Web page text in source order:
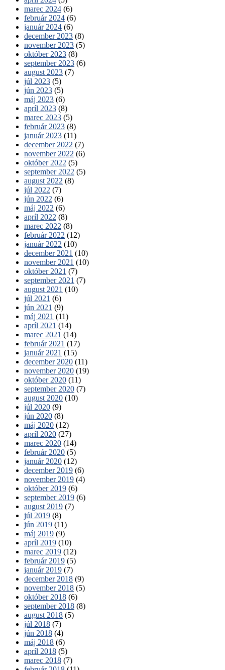
marec 2024 (6)
február 2024 (6)
január 2024 (6)
december 2023 (8)
november 2023 (5)
október 2023 (8)
september 2023 (6)
august 2023 (7)
júl 2023 (5)
jún 2023 (5)
máj 2023 (6)
apríl 2023 (8)
marec 2023 (5)
február 2023 (8)
január 2023 (11)
december 2022 (7)
november 2022 (6)
október 2022 (5)
september 2022 (5)
august 2022 (8)
júl 2022 (7)
jún 2022 (6)
máj 2022 (6)
apríl 2022 (8)
marec 2022 (8)
február 2022 (12)
január 2022 (10)
december 2021 (10)
november 2021 (10)
október 2021 (7)
september 2021 (7)
august 2021 (10)
júl 2021 (6)
jún 2021 (9)
máj 2021 (11)
apríl 2021 (14)
marec 2021 (14)
február 2021 (17)
január 2021 (15)
december 2020 (11)
november 2020 (19)
október 2020 (11)
september 2020 (7)
august 2020 (10)
júl 2020 (9)
jún 2020 (8)
máj 2020 (12)
apríl 2020 (27)
marec 2020 (14)
február 2020 (5)
január 2020 (12)
december 2019 (6)
november 2019 (4)
október 2019 (6)
september 2019 (6)
august 2019 (7)
júl 2019 (8)
jún 2019 (11)
máj 2019 (9)
apríl 2019 (10)
marec 2019 (12)
február 2019 (5)
január 2019 (7)
december 2018 (9)
november 2018 (5)
október 2018 (6)
september 2018 (8)
august 2018 (5)
júl 2018 (7)
jún 2018 (4)
máj 2018 (6)
apríl 2018 (5)
marec 2018 (7)